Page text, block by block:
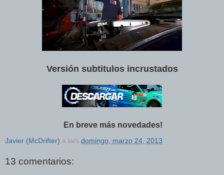
Versión subtitulosincrustados
En breve más novedades!
Javier (McDrifter) a la/s domingo, marzo 24, 2013
13 comentarios: